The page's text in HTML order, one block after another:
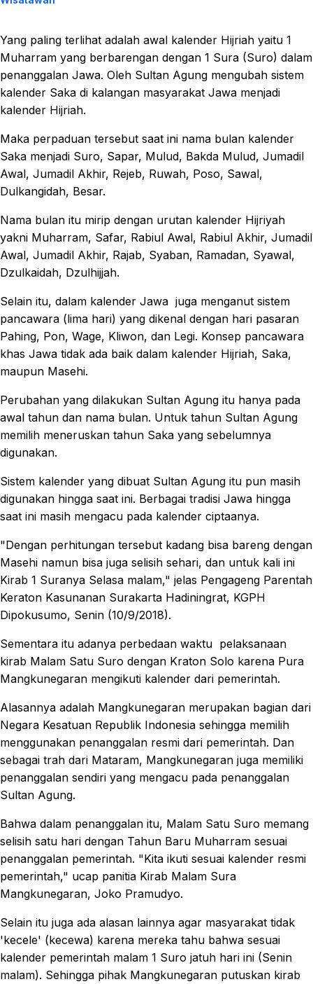
Yang paling terlihat adalah awal kalender Hijriah yaitu 1
Muharram yang berbarengan dengan 1 Sura (Suro) dalam
penanggalan Jawa. Oleh Sultan Agung mengubah sistem
kalender Saka di kalangan masyarakat Jawa menjadi
kalender Hijriah.
Maka perpaduan tersebut saat ini nama bulan kalender
Saka menjadi Suro, Sapar, Mulud, Bakda Mulud, Jumadil
Awal, Jumadil Akhir, Rejeb, Ruwah, Poso, Sawal,
Dulkangidah, Besar.
Nama bulan itu mirip dengan urutan kalender Hijriyah
yakni Muharram, Safar, Rabiul Awal, Rabiul Akhir, Jumadil
Awal, Jumadil Akhir, Rajab, Syaban, Ramadan, Syawal,
Dzulkaidah, Dzulhijjah.
Selain itu, dalam kalender Jawa juga menganut sistem
pancawara (lima hari) yang dikenal dengan hari pasaran
Pahing, Pon, Wage, Kliwon, dan Legi. Konsep pancawara
khas Jawa tidak ada baik dalam kalender Hijriah, Saka,
maupun Masehi.
Perubahan yang dilakukan Sultan Agung itu hanya pada
awal tahun dan nama bulan. Untuk tahun Sultan Agung
memilih meneruskan tahun Saka yang sebelumnya
digunakan.
Sistem kalender yang dibuat Sultan Agung itu pun masih
digunakan hingga saat ini. Berbagai tradisi Jawa hingga
saat ini masih mengacu pada kalender ciptaanya.
"Dengan perhitungan tersebut kadang bisa bareng dengan
Masehi namun bisa juga selisih sehari, dan untuk kali ini
Kirab 1 Suranya Selasa malam," jelas Pengageng Parentah
Keraton Kasunanan Surakarta Hadiningrat, KGPH
Dipokusumo, Senin (10/9/2018).
Sementara itu adanya perbedaan waktu pelaksanaan
kirab Malam Satu Suro dengan Kraton Solo karena Pura
Mangkunegaran mengikuti kalender dari pemerintah.
Alasannya adalah Mangkunegaran merupakan bagian dari
Negara Kesatuan Republik Indonesia sehingga memilih
menggunakan penanggalan resmi dari pemerintah. Dan
sebagai trah dari Mataram, Mangkunegaran juga memiliki
penanggalan sendiri yang mengacu pada penanggalan
Sultan Agung.
Bahwa dalam penanggalan itu, Malam Satu Suro memang
selisih satu hari dengan Tahun Baru Muharram sesuai
penanggalan pemerintah. "Kita ikuti sesuai kalender resmi
pemerintah," ucap panitia Kirab Malam Sura
Mangkunegaran, Joko Pramudyo.
Selain itu juga ada alasan lainnya agar masyarakat tidak
'kecele' (kecewa) karena mereka tahu bahwa sesuai
kalender pemerintah malam 1 Suro jatuh hari ini (Senin
malam). Sehingga pihak Mangkunegaran putuskan kirab